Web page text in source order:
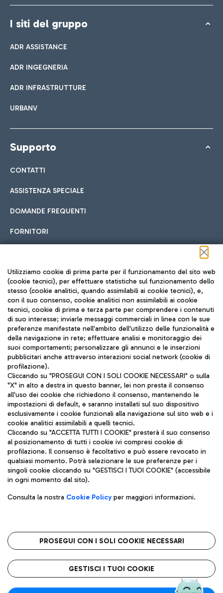
I siti del gruppo
ADR ASSISTANCE
ADR INGEGNERIA
ADR INFRASTRUTTURE
URBANV
Supporto
CONTATTI
ASSISTENZA SPECIALE
DOMANDE FREQUENTI
FORNITORI
Seguici sui social
TRAVEL JOURNAL
ITA
Aeroporti di Roma S.p.A. - Società soggetta a direzione e
coordinamento di Mundys S.p.A.
Codice fiscale e Registro delle Imprese di Roma 13032990155 P.
IVA 06572251004
Capitale sociale 62.224.743,00 int. vers.
Sede legale: Via Pier Paolo Racchetti 1 - 00054 Fiumicino (RM)
telefono +39 06 65951
Privacy policy
Note legali
Roma FCO
L'aeroporto stellato
Utilizziamo cookie di prima parte per il funzionamento del sito web
(cookie tecnici), per effettuare statistiche sul funzionamento dello
stesso (cookie analitici, quando assimilabili ai cookie tecnici), e,
con il suo consenso, cookie analitici non assimilabili ai cookie
tecnici, cookie di prima e terza parte per comprendere i contenuti
di suo interesse; inviarle messaggi commerciali in linea con le sue
preferenze manifestate nell'ambito dell'utilizzo delle funzionalità e
della navigazione in rete; effettuare analisi e monitoraggio dei
suoi comportamenti; personalizzare gli annunci e le inserzioni
pubblicitari anche attraverso interazioni social network (cookie di
profilazione).
Cliccando su "PROSEGUI CON I SOLI COOKIE NECESSARI" o sulla
"X" in alto a destra in questo banner, lei non presta il consenso
all'uso dei cookie che richiedono il consenso, mantenendo le
impostazioni di default, e saranno installati sul suo dispositivo
esclusivamente i cookie funzionali alla navigazione sul sito web e i
cookie analitici assimilabili a quelli tecnici.
Cliccando su "ACCETTA TUTTI I COOKIE" presterà il suo consenso
al posizionamento di tutti i cookie ivi compresi cookie di
profilazione. Il consenso è facoltativo e può essere revocato in
qualsiasi momento. Potrà selezionare le sue preferenze per i
singoli cookie cliccando su "GESTISCI I TUOI COOKIE" (accessibile
in ogni momento dal sito).
Consulta la nostra Cookie Policyper maggiori informazioni.
PROSEGUI CON I SOLI COOKIE NECESSARI
GESTISCI I TUOI COOKIE